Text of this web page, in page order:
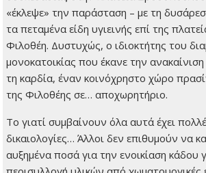
«έκλεψε» την παράσταση – με τη
τα πεταμένα είδη υγιεινής επί της
Φιλοθέη. Δυστυχώς, ο ιδιοκτήτης του
μονοκατοικίας που έκανε την
τη καρδία, έναν κοινόχρηστο χώρο
της Φιλοθέης σε… αποχωρητήριο.
Το γιατί συμβαίνουν όλα αυτά έχει
δικαιολογίες… Άλλοι δεν επιθυμούν να
αυξημένα ποσά για την ενοικίαση κάδου